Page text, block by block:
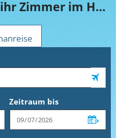
Buchen Sie jetzt ihr Zimmer im H10 Casanova
Zeitraum bis